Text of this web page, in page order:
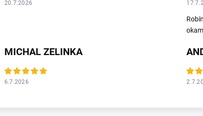
20.7.2026
MICHAL ZELINKA
6.7.2026